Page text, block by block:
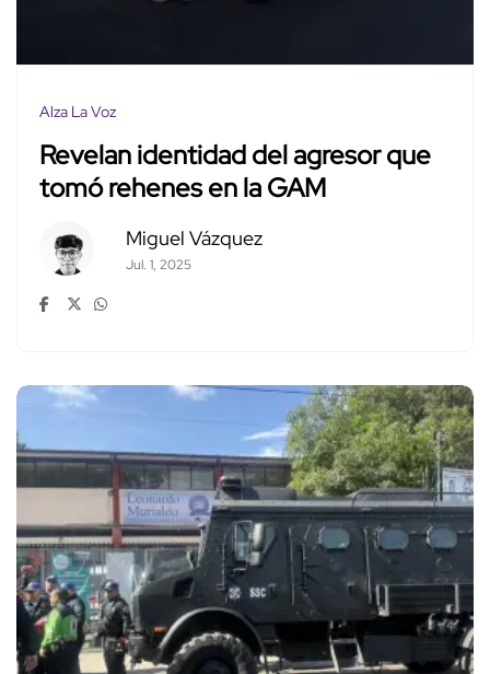
Alza La Voz
Revelan identidad del agresor que
tomó rehenes en la GAM
Miguel Vázquez
Jul. 1, 2025